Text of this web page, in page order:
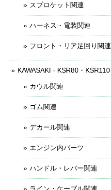
スプロケット関連
ハーネス・電装関連
フロント・リア足回り関連
KAWASAKI - KSR80・KSR110
カウル関連
ゴム関連
デカール関連
エンジン内パーツ
ハンドル・レバー関連
ライン・ケーブル関連